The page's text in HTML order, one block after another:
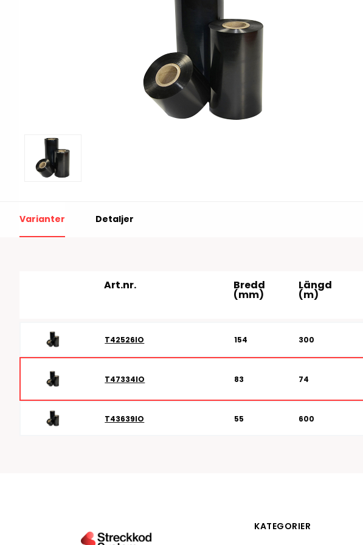
Förbrukning
bläckstråleskrivare
Varningsetiketter
RFID Skrivare
RFID Etiketter
Tillbehör arbetsstationer
Varianter Detaljer
Art.nr. Bredd
(mm)
Längd
(m)
T42526IO 154 300
T47334IO 83 74
T43639IO 55 600
KATEGORIER